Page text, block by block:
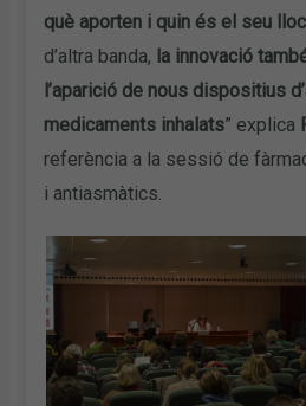
què aporten i quin és el seu
d’altra banda, la innovació
l’aparició de nous dispositius
medicaments inhalats” explica
referència a la sessió de
i antiasmàtics.